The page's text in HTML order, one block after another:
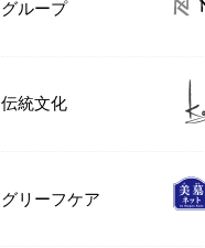
グループ
伝統文化
グリーフケア